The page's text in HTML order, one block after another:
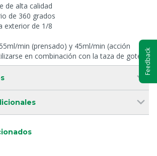
de alta calidad
de 360 grados
exterior de 1/8
min (prensado) y 45ml/min (acción
en combinación con la taza de goteo Feedback